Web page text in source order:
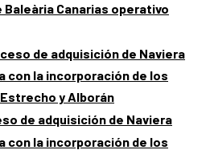
Baleària Canarias operativo
de adquisición de Naviera
con la incorporación de los